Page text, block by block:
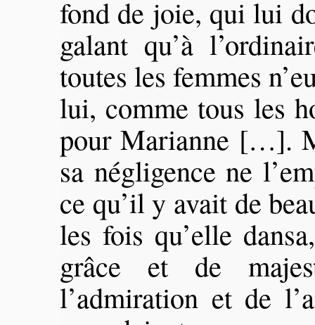
fond de joie, qui lui
galant qu’à
toutes les femmes
lui, comme tous les
pour Marianne […].
sa négligence ne
ce qu’il y avait de
les fois qu’elle
grâce et de
l’admiration et de